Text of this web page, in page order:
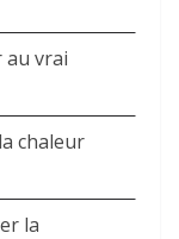
au vrai
chaleur
la